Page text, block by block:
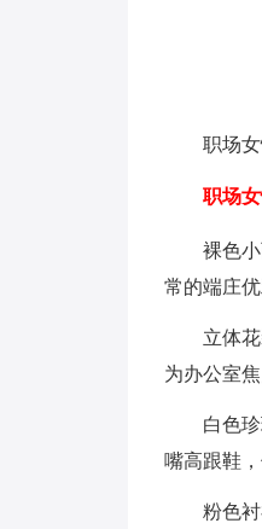
职场
职场女
裸色
常的端庄
立体
为办公室焦
白色
嘴高跟鞋，
粉色